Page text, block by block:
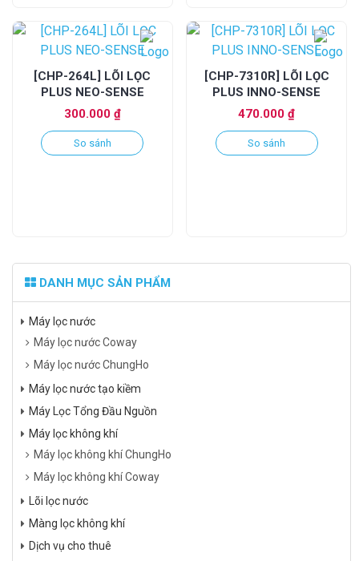
[CHP-264L] LÕI LỌC
PLUS NEO-SENSE
300.000 ₫
So sánh
[CHP-7310R] LÕI LỌC
PLUS INNO-SENSE
470.000₫
So sánh
DANH MỤC SẢN PHẨM
Máy lọc nước
Máy lọc nước Coway
Máy lọc nước ChungHo
Máy lọc nước tạo kiềm
Máy Lọc Tổng Đầu Nguồn
Máy lọc không khí
Máy lọc không khí ChungHo
Máy lọc không khí Coway
Lõi lọc nước
Màng lọc không khí
Dịch vụ cho thuê